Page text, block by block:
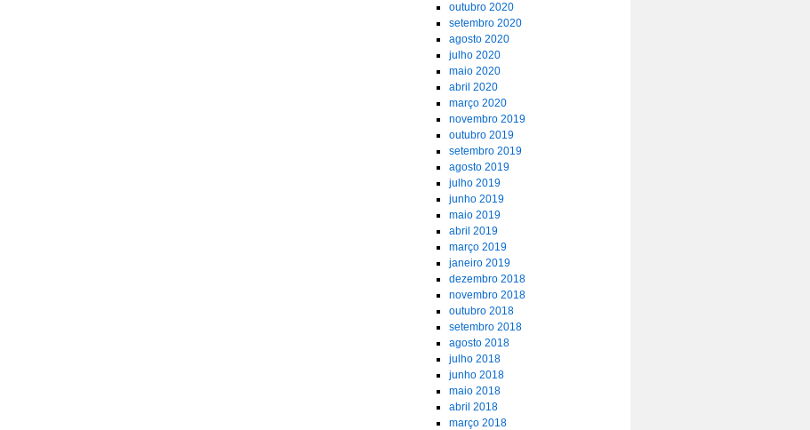
outubro 2020
setembro 2020
agosto 2020
julho 2020
maio 2020
abril 2020
março 2020
novembro 2019
outubro 2019
setembro 2019
agosto 2019
julho 2019
junho 2019
maio 2019
abril 2019
março 2019
janeiro 2019
dezembro 2018
novembro 2018
outubro 2018
setembro 2018
agosto 2018
julho 2018
junho 2018
maio 2018
abril 2018
março 2018